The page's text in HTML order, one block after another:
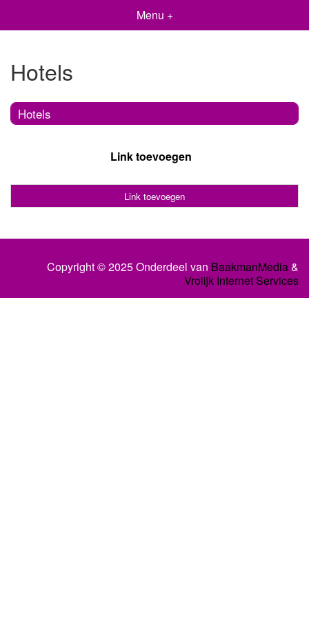
Menu +
Hotels
Hotels
Link toevoegen
Link toevoegen
Copyright © 2025 Onderdeel van BaakmanMedia&
Vrolijk Internet Services